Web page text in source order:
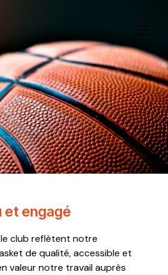
et engagé
club reflètent notre
de qualité, accessible et
valeur notre travail auprès